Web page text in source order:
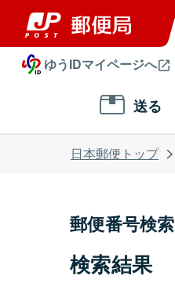
ゆうIDマイページへ
送る
日本郵便トップ
郵便番号検索
検索結果